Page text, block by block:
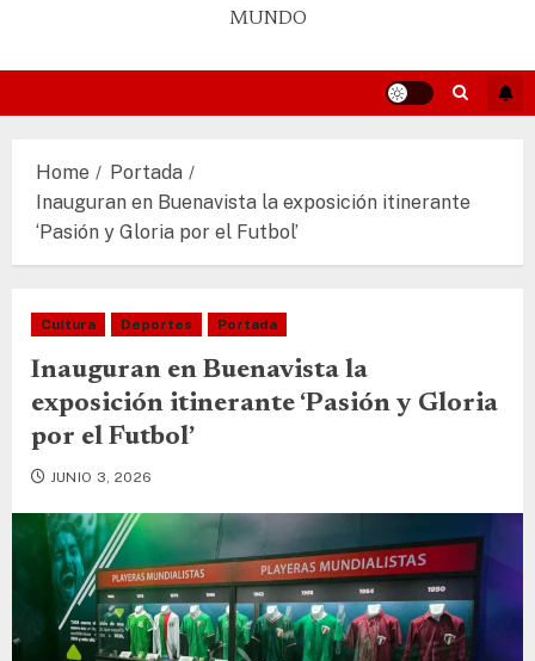
MUNDO
Home
Portada
Inauguran en Buenavista la exposición itinerante
‘Pasión y Gloria por el Futbol’
Cultura Deportes Portada
Inauguran en Buenavista la
exposición itinerante ‘Pasión y Gloria
por el Futbol’
JUNIO 3, 2026